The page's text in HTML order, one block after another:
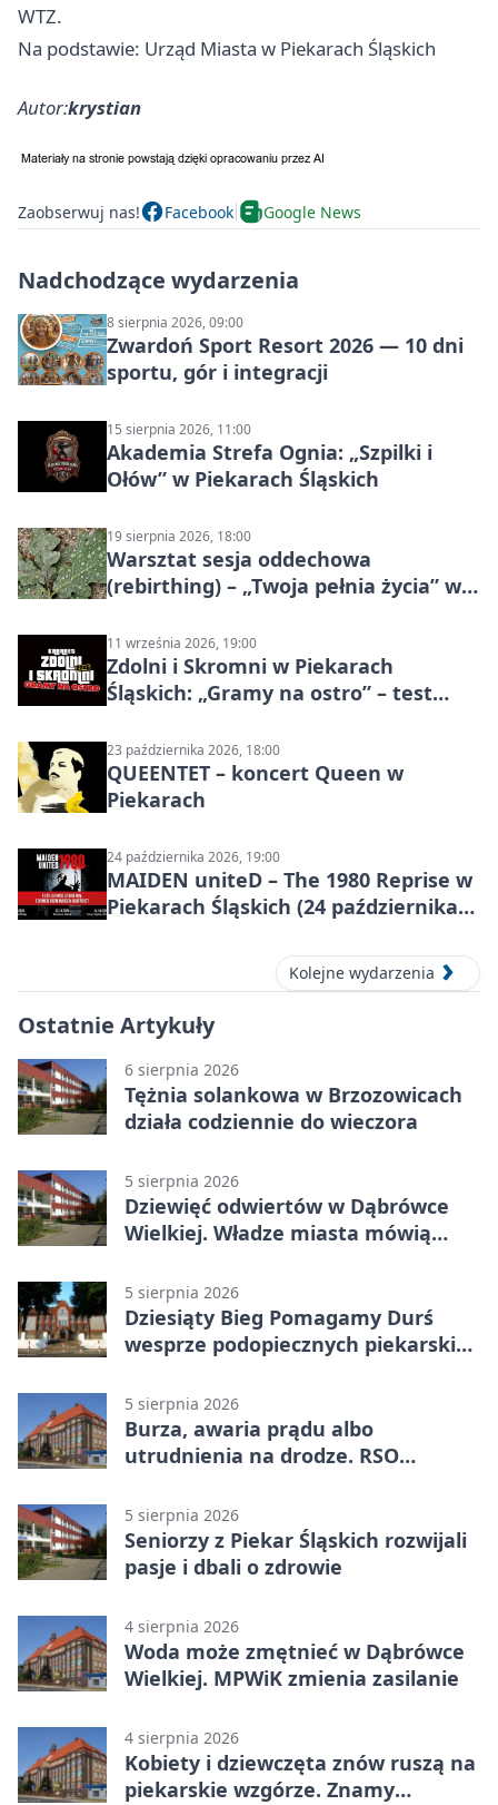
WTZ.
Na podstawie: Urząd Miasta w Piekarach Śląskich
Autor:krystian
Zaobserwuj nas! Facebook Google News
Nadchodzące wydarzenia
8 sierpnia 2026, 09:00
Zwardoń Sport Resort 2026 — 10 dni
sportu, gór i integracji
15 sierpnia 2026, 11:00
Akademia Strefa Ognia: „Szpilki i
Ołów” w Piekarach Śląskich
19 sierpnia 2026, 18:00
Warsztat sesja oddechowa
(rebirthing) – „Twoja pełnia życia” w
11 września 2026, 19:00
Zdolni i Skromni w Piekarach
Śląskich: „Gramy na ostro” – test
23 października 2026, 18:00
QUEENTET – koncert Queen w
Piekarach
24 października 2026, 19:00
MAIDEN uniteD – The 1980 Reprise w
Piekarach Śląskich (24 października
Kolejne wydarzenia
Ostatnie Artykuły
6 sierpnia 2026
Tężnia solankowa w Brzozowicach
działa codziennie do wieczora
5 sierpnia 2026
Dziewięć odwiertów w Dąbrówce
Wielkiej. Władze miasta mówią
5 sierpnia 2026
Dziesiąty Bieg Pomagamy Durś
wesprze podopiecznych piekarskich
5 sierpnia 2026
Burza, awaria prądu albo
utrudnienia na drodze. RSO
5 sierpnia 2026
Seniorzy z Piekar Śląskich rozwijali
pasje i dbali o zdrowie
4 sierpnia 2026
Woda może zmętnieć w Dąbrówce
Wielkiej. MPWiK zmienia zasilanie
4 sierpnia 2026
Kobiety i dziewczęta znów ruszą na
piekarskie wzgórze. Znamy